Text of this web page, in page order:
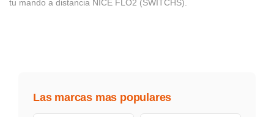
tu mando a distancia NICE FLO2 (SWITCHS).
Las marcas mas populares